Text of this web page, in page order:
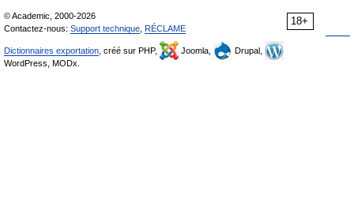
18+
© Academic, 2000-2026
Contactez-nous: Support technique RÉCLAME
Dictionnaires exportation , créé sur PHP, Joomla,
Drupal,
WordPress, MODx.